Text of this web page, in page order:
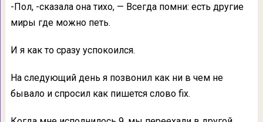
-Пол, -сказала она тихо, — Всегда помни: есть другие
миры где можно петь.
И я как то сразу успокоился.
На следующий день я позвонил как ни в чем не
бывало и спросил как пишется слово fix.